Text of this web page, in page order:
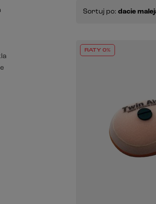
Sortuj po: dacie
RATY 0%